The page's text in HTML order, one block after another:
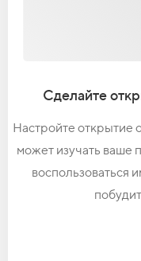
Сделайте
Настройте открытие
может изучать ваше
воспользоваться